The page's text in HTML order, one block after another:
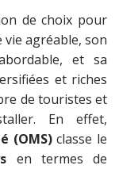
de choix pour
agréable, son
et sa
et riches
de touristes et
En effet,
(OMS)classe le
en termes de